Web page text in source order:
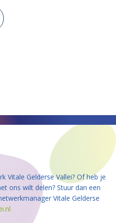
Vitale Gelderse Vallei? Of heb je
ons wilt delen? Stuur dan een
Vitale Gelderse